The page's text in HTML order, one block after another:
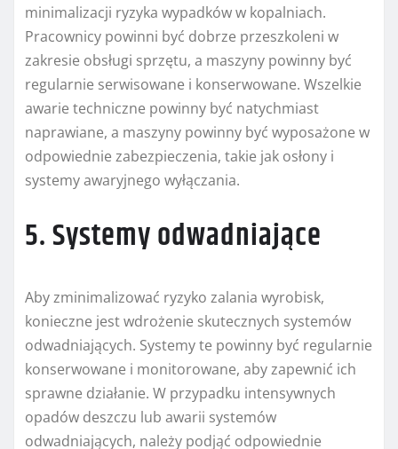
minimalizacji ryzyka wypadków w kopalniach.
Pracownicy powinni być dobrze przeszkoleni w
zakresie obsługi sprzętu, a maszyny powinny być
regularnie serwisowane i konserwowane. Wszelkie
awarie techniczne powinny być natychmiast
naprawiane, a maszyny powinny być wyposażone w
odpowiednie zabezpieczenia, takie jak osłony i
systemy awaryjnego wyłączania.
5. Systemy odwadniające
Aby zminimalizować ryzyko zalania wyrobisk,
konieczne jest wdrożenie skutecznych systemów
odwadniających. Systemy te powinny być regularnie
konserwowane i monitorowane, aby zapewnić ich
sprawne działanie. W przypadku intensywnych
opadów deszczu lub awarii systemów
odwadniających, należy podjąć odpowiednie